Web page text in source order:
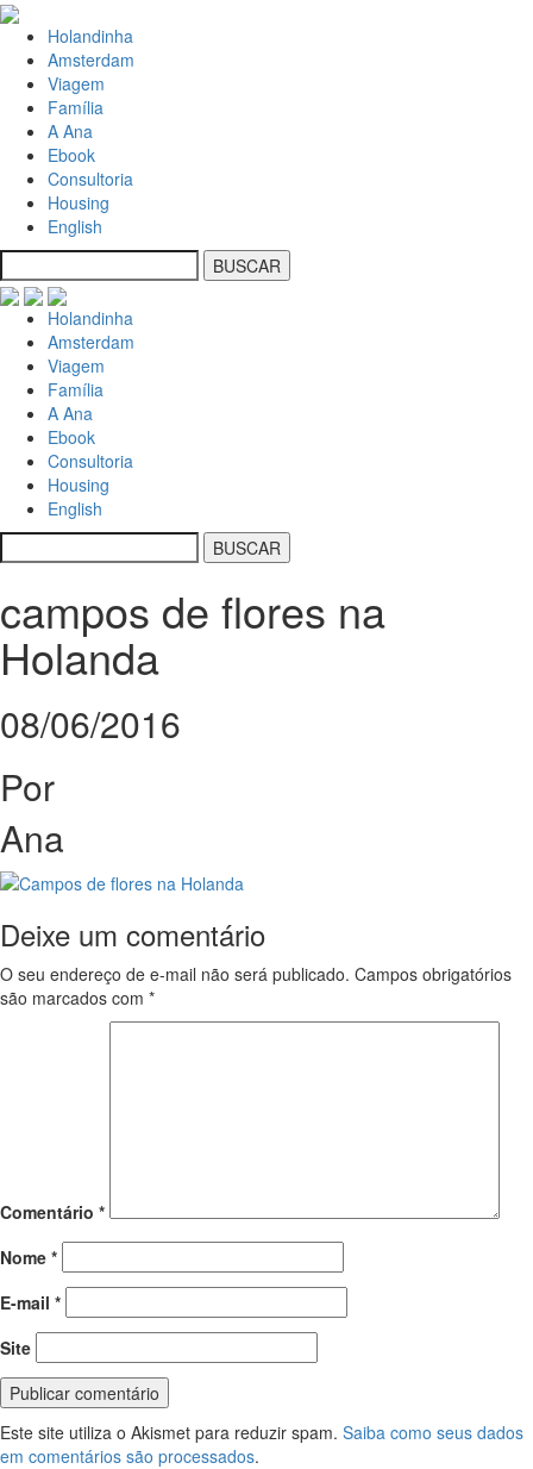
Holandinha
Amsterdam
Viagem
Família
A Ana
Ebook
Consultoria
Housing
English
Holandinha
Amsterdam
Viagem
Família
A Ana
Ebook
Consultoria
Housing
English
campos de flores na
Holanda
08/06/2016
Por
Ana
Deixe um comentário
O seu endereço de e-mail não será publicado. Campos obrigatórios
são marcados com *
Comentário *
Nome *
E-mail *
Site
Este site utiliza o Akismet para reduzir spam. Saiba como seus dados
em comentários são processados.